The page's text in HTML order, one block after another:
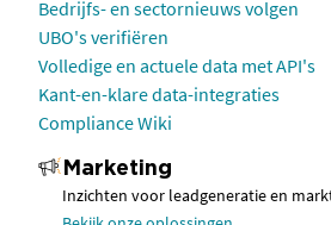
Bedrijfs- en sectornieuws volgen
UBO's verifiëren
Volledige en actuele data met API's
Kant-en-klare data-integraties
Compliance Wiki
Marketing
Inzichten voor leadgeneratie en